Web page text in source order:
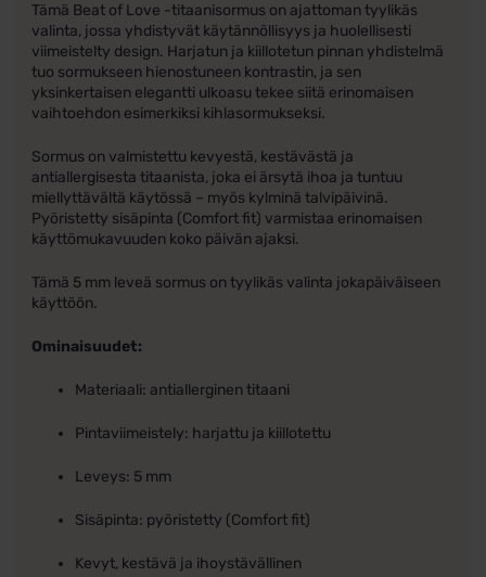
Tämä Beat of Love -titaanisormus on ajattoman tyylikäs
valinta, jossa yhdistyvät käytännöllisyys ja huolellisesti
viimeistelty design. Harjatun ja kiillotetun pinnan yhdistelmä
tuo sormukseen hienostuneen kontrastin, ja sen
yksinkertaisen elegantti ulkoasu tekee siitä erinomaisen
vaihtoehdon esimerkiksi kihlasormukseksi.
Sormus on valmistettu kevyestä, kestävästä ja
antiallergisesta titaanista, joka ei ärsytä ihoa ja tuntuu
miellyttävältä käytössä – myös kylminä talvipäivinä.
Pyöristetty sisäpinta (Comfort fit) varmistaa erinomaisen
käyttömukavuuden koko päivän ajaksi.
Tämä 5 mm leveä sormus on tyylikäs valinta jokapäiväiseen
käyttöön.
Ominaisuudet:
Materiaali: antiallerginen titaani
Pintaviimeistely: harjattu ja kiillotettu
Leveys: 5 mm
Sisäpinta: pyöristetty (Comfort fit)
Kevyt, kestävä ja ihoystävällinen